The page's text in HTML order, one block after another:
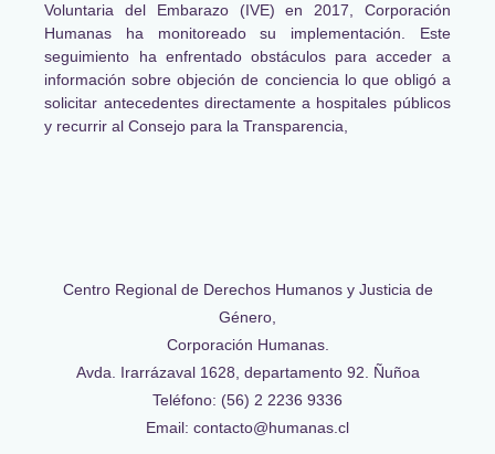
Voluntaria del Embarazo (IVE) en 2017, Corporación
Humanas ha monitoreado su implementación. Este
seguimiento ha enfrentado obstáculos para acceder a
información sobre objeción de conciencia lo que obligó a
solicitar antecedentes directamente a hospitales públicos
y recurrir al Consejo para la Transparencia,
Centro Regional de Derechos Humanos y Justicia de
Género,
Corporación Humanas.
Avda. Irarrázaval 1628, departamento 92. Ñuñoa
Teléfono: (56) 2 2236 9336
Email: contacto@humanas.cl